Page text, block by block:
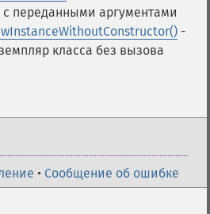
с переданными аргументами
-
класса без вызова
• Сообщение об ошибке